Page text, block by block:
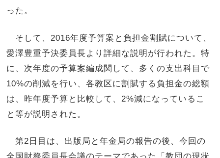
った。
そして、2016年度予算案と負担金割賦について、
愛澤豊重予決委員長より詳細な説明が行われた。特
に、次年度の予算案編成関して、多くの支出科目で
10%の削減を行い、各教区に割賦する負担金の総額
は、昨年度予算と比較して、2%減になっているこ
と等が説明された。
第2日目は、出版局と年金局の報告の後、今回の